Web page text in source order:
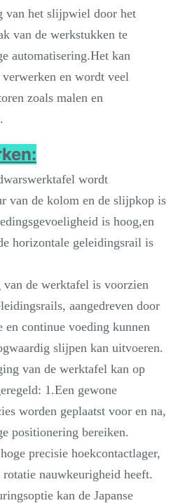
van het slijpwiel door het
van de werkstukken te
automatisering.Het kan
en wordt veel
zoals malen en
wordt
van de kolom en de slijpkop is
is hoog,en
horizontale geleidingsrail is
de werktafel is voorzien
aangedreven door
en continue voeding kunnen
slijpen kan uitvoeren.
van de werktafel kan op
1.Een gewone
worden geplaatst voor en na,
positionering bereiken.
precisie hoekcontactlager,
nauwkeurigheid heeft.
kan de Japanse